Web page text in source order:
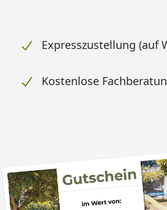
Expresszustellung (auf
Kostenlose